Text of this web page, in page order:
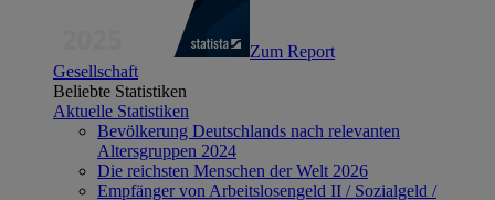
Zum Report
Gesellschaft
Beliebte Statistiken
Aktuelle Statistiken
Bevölkerung Deutschlands nach relevanten
Altersgruppen 2024
Die reichsten Menschen der Welt 2026
Empfänger von Arbeitslosengeld II / Sozialgeld /